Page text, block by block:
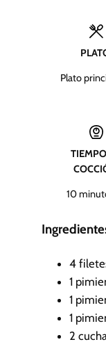
Plato
10m
n
o
s
4
1
1
1
2